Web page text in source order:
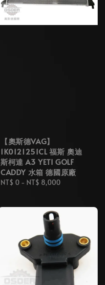
【奧斯德VAG】
1K0121251CL 福斯 奧迪
斯柯達 A3 YETI GOLF
CADDY 水箱 德國原廠
Regular
NT$ 0 - NT$ 8,000